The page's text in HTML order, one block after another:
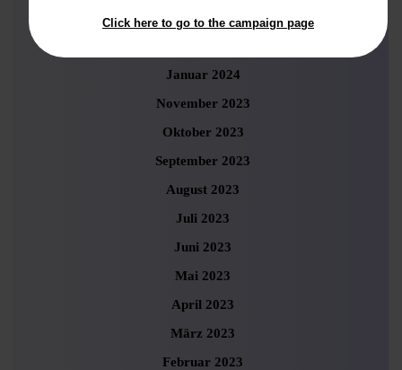
März 2024
Januar 2024
November 2023
Oktober 2023
September 2023
August 2023
Juli 2023
Juni 2023
Mai 2023
April 2023
März 2023
Februar 2023
Click here to go to the campaign page